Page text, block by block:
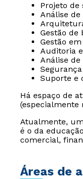
Projeto de
Análise de
Gestão de
Gestão
Auditoria
Análise
Suporte e
Há espaço de
(especialmente
Atualmente,
é o da
comercial,
Áreas de